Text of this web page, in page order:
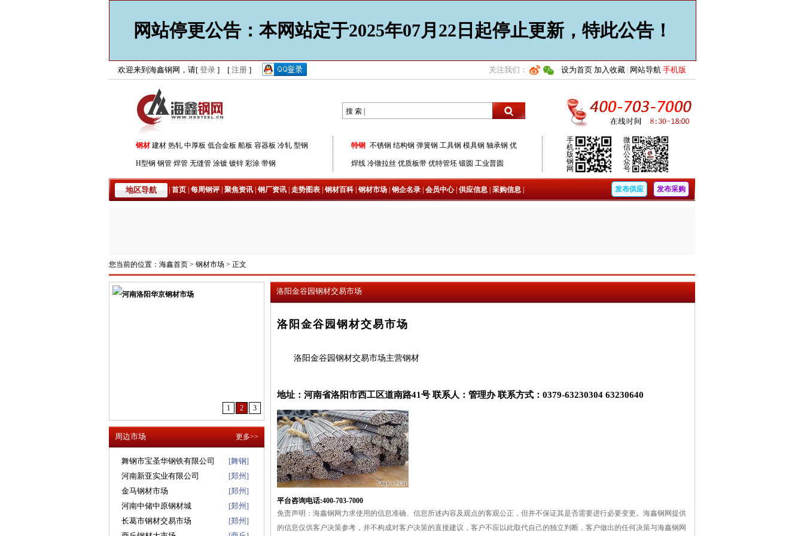
网站停更公告：本网站定于2025年07月22日起停止更新，特此公告！
欢迎来到海鑫钢网，请[ 登录 ] [ 注册 ] 关注我们： · 设为首页 加入收藏 网站导航 手机版
搜 索 |
钢材 建材 热轧 中厚板 低合金板 船板 容器板 冷轧 型钢
H型钢 钢管 焊管 无缝管 涂镀 镀锌 彩涂 带钢
特钢 不锈钢 结构钢 弹簧钢 工具钢 模具钢 轴承钢 优
焊线 冷镦拉丝 优质板带 优特管坯 锻圆 工业普圆
手
机
版
钢
网
微
信
公
众
号
地区导航 首页 每周钢评 聚焦资讯 钢厂资讯 走势图表 钢材百科| 钢材市场 钢企名录 会员中心| 供应信息 采购信息 发布供应 发布采购
您当前的位置： 海鑫首页 > 钢材市场 > 正文
洛阳金谷园钢材交易市场
洛阳金谷园钢材交易市场
洛阳金谷园钢材交易市场主营钢材
地址：河南省洛阳市西工区道南路41号 联系人：管理办 联系方式：0379-63230304 63230640
平台咨询电话:400-703-7000
免责声明：海鑫钢网力求使用的信息准确、信息所述内容及观点的客观公正，但并不保证其是否需要进行必要变更。海鑫钢网提供
的信息仅供客户决策参考，并不构成对客户决策的直接建议，客户不应以此取代自己的独立判断，客户做出的任何决策与海鑫钢网
1 2 3
周边市场 更多>>
[舞钢]
舞钢市宝圣华钢铁有限公司
[郑州 ]
河南新亚实业有限公司
[郑州 ]
金马钢材市场
[郑州 ]
河南中储中原钢材城
[郑州 ]
长葛市钢材交易市场